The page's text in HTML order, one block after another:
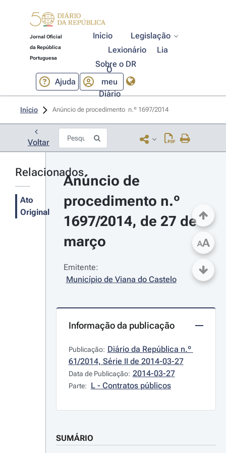
Jornal Oficial
da República
Portuguesa
Início
Legislação
Lexionário
Lia
Sobre o DR
Ajuda
O
meu
Diário
Início Anúncio de procedimento  n.º 1697/2014
Voltar
Relacionados
Ato
Original
Anúncio de
procedimento n.º
1697/2014, de 27 de
março
Emitente:
Município de Viana do Castelo
Informação da publicação
Publicação: Diário da República n.º
61/2014, Série II de 2014-03-27
Data de Publicação: 2014-03-27
Parte: L - Contratos públicos
SUMÁRIO
AA